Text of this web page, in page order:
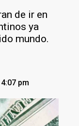
de ir en
ya
mundo.
pm